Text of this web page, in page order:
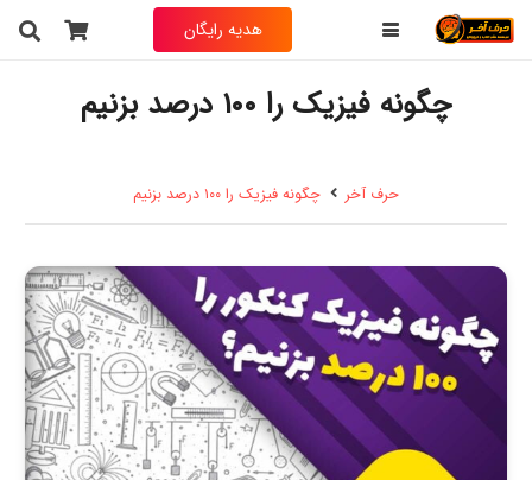
هدیه رایگان
چگونه فیزیک را ۱۰۰ درصد بزنیم
حرف آخر چگونه فیزیک را ۱۰۰ درصد بزنیم